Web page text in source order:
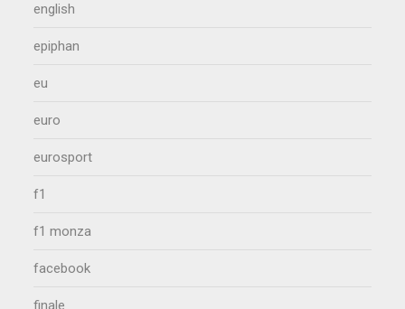
english
epiphan
eu
euro
eurosport
f1
f1 monza
facebook
finale